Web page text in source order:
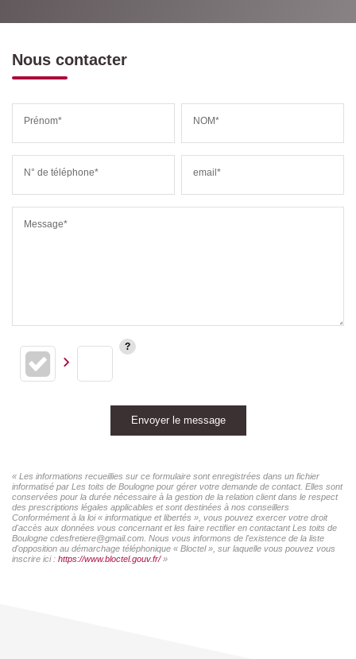
Nous contacter
Prénom* NOM*
N° de téléphone* email*
Message*
Envoyer le message
« Les informations recueillies sur ce formulaire sont enregistrées dans un fichier
informatisé par Les toits de Boulogne pour gérer votre demande de contact. Elles sont
conservées pour la durée nécessaire à la gestion de la relation client dans le respect
des prescriptions légales applicables et sont destinées à nos conseillers
Conformément à la loi « informatique et libertés », vous pouvez exercer votre droit
d'accès aux données vous concernant et les faire rectifier en contactant Les toits de
Boulogne cdesfretiere@gmail.com. Nous vous informons de l'existence de la liste
d'opposition au démarchage téléphonique « Bloctel », sur laquelle vous pouvez vous
inscrire ici : https://www.bloctel.gouv.fr/»